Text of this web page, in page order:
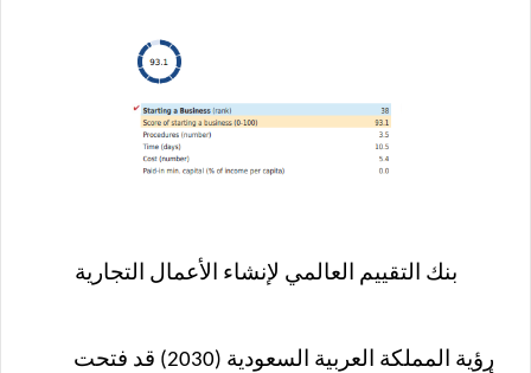
بنك التقييم العالمي لإنشاء الأعمال التجارية
رؤية المملكة العربية السعودية (2030) قد فتحت